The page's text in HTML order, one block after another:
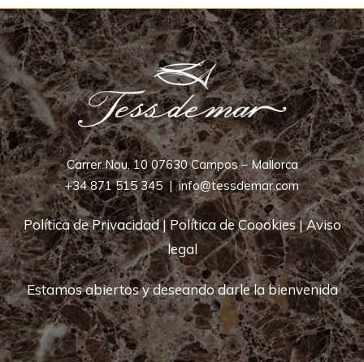
Carrer Nou, 10 07630 Campos – Mallorca
+34 871 515 345|info@tessdemar.com
Política de Privacidad| Política de Coookies|Aviso
legal
Estamos abiertos y deseando darle la bienvenida